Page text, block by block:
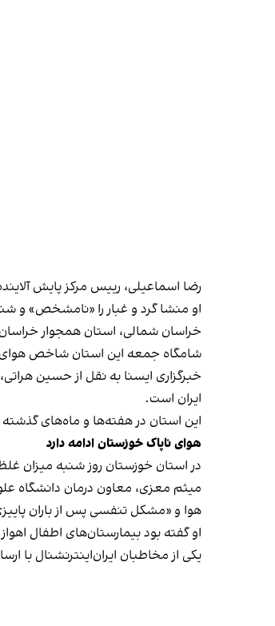
رضا اسماعیلی، رییس مرکز پایش
او منشا گرد و غبار را «نامشخص» و
خراسان شمالی، استان همجوار
شامگاه جمعه این استان شاخص هوای خطرناک با عدد
خبرگزاری ایسنا به نقل از حسین
ایران است.
این استان در هفته‌ها و ماه‌های گذشته نیز
هوای ناپاک خوزستان ادامه دارد
در استان خوزستان روز شنبه میزان غلظت
هوا و «مشکل تنفسی پس از باران
او گفته بود بیمارستان‌های اطفال
یکی از مخاطبان ایران‌اینترنشنال با ارسال ویدیویی،‌ آلودگی هوای اهواز را